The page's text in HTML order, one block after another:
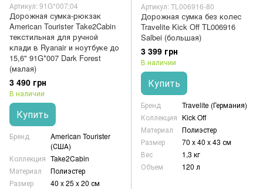
Артикул: 91G*007;04
Дорожная сумка-рюкзак
American Tourister Take2Cabin
текстильная для ручной
клади в Ryanair и ноутбуке до
15,6" 91G*007 Dark Forest
(малая)
3 490 грн
В наличии
Купить
Бренд
American Tourister
(США)
Коллекция Take2Cabin
Материал
Полиэстер
Размер
40 x 25 x 20 см
Артикул: TL006916-80
Дорожная сумка без колес
Travelite Kick Off TL006916
Salbei (большая)
3 399 грн
В наличии
Купить
Бренд
Travelite (Германия)
Коллекция Kick Off
Материал
Полиэстер
Размер
70 x 40 x 43 см
Вес
1,3 кг
Объем
120 л